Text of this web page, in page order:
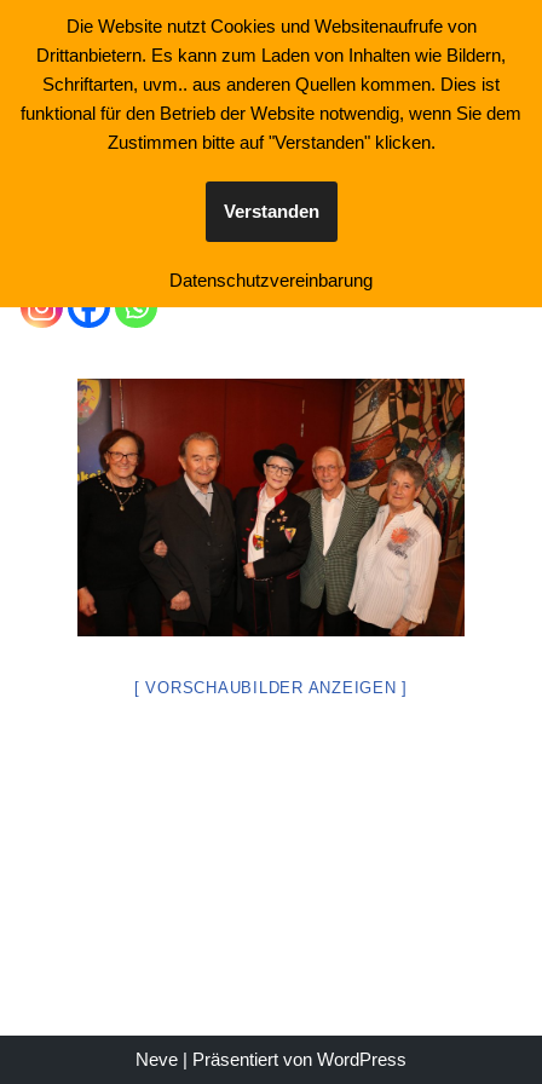
Zum
Inhalt
springen
Fotos Premierensitzung
[ VORSCHAUBILDER ANZEIGEN ]
Neve | Präsentiert von WordPress
Die Website nutzt Cookies und Websitenaufrufe von
Drittanbietern. Es kann zum Laden von Inhalten wie Bildern,
Schriftarten, uvm.. aus anderen Quellen kommen. Dies ist
funktional für den Betrieb der Website notwendig, wenn Sie dem
Zustimmen bitte auf "Verstanden" klicken.
Verstanden
Datenschutzvereinbarung